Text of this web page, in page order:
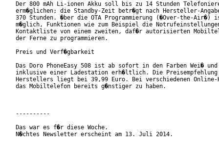
Der 800 mAh Li-ionen Akku soll bis zu 14 Stunden
erm�glichen; die Standby-Zeit betr�gt nach Hersteller-
370 Stunden. �ber die OTA Programmierung (�Over-the-Air�)
m�glich, Funktionen wie zum Beispiel die
Kontaktliste von einem zweiten, daf�r autorisierten
der Ferne zu programmieren.
Preis und Verf�gbarkeit
Das Doro PhoneEasy 508 ist ab sofort in den Farben Wei�
inklusive einer Ladestation erh�ltlich. Die Preisempfehlung
Herstellers liegt bei 39,99 Euro. Bei verschiedenen
das Mobiltelefon bereits g�nstiger zu haben.
----------
Das war es f�r diese Woche.
N�chtes Newsletter erscheint am 13. Juli 2014.